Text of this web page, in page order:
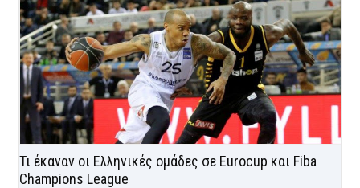
Τι έκαναν οι Ελληνικές ομάδες σε Eurocup και Fiba
Champions League